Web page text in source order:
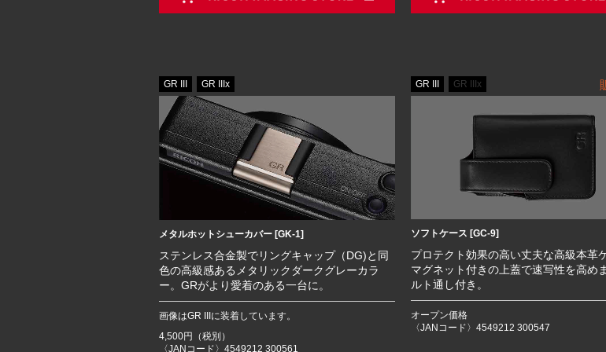
GR III GR IIIx
メタルホットシューカバー [GK-1]
ステンレス合金製でリングキャップ（DG)と同
色の高級感あるメタリックダークグレーカラ
ー。GRがより愛着のある一台に。
画像はGR IIIに装着しています。
4,500円（税別）
〈JANコード〉4549212 300561
GR III GR IIIx
ソフトケース [GC-9]
プロテクト効果の高い丈夫な高級本革
マグネット付きの上蓋で速写性を高め
ルト通し付き。
オープン価格
〈JANコード〉4549212 300547